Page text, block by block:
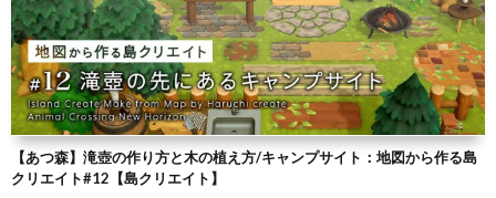
【あつ森】滝壺の作り方と木の植え方/キャンプサイト：地図から作る島
クリエイト#12【島クリエイト】